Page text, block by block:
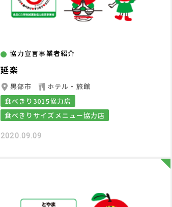
協力宣言事業者紹介
延楽
黒部市
ホテル・旅館
食べきり3015協力店
食べきりサイズメニュー協力店
2020.09.09